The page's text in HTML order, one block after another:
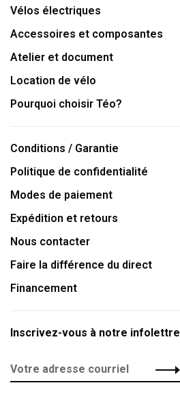
Vélos électriques
Accessoires et composantes
Atelier et document
Location de vélo
Pourquoi choisir Téo?
Conditions / Garantie
Politique de confidentialité
Modes de paiement
Expédition et retours
Nous contacter
Faire la différence du direct
Financement
Inscrivez-vous à notre infolettre